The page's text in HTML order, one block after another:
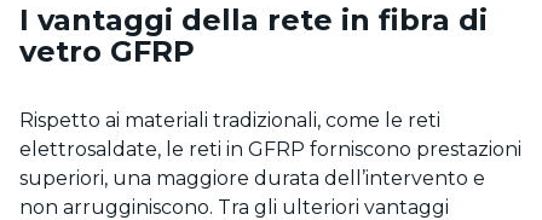
I vantaggi della rete in fibra di
vetro GFRP
Rispetto ai materiali tradizionali, come le reti
elettrosaldate, le reti in GFRP forniscono prestazioni
superiori, una maggiore durata dell’intervento e
non arrugginiscono. Tra gli ulteriori vantaggi